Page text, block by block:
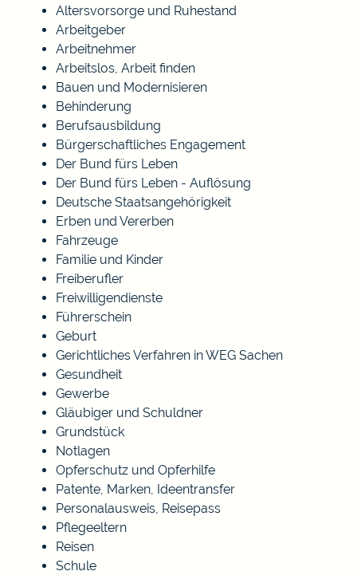
Altersvorsorge und Ruhestand
Arbeitgeber
Arbeitnehmer
Arbeitslos, Arbeit finden
Bauen und Modernisieren
Behinderung
Berufsausbildung
Bürgerschaftliches Engagement
Der Bund fürs Leben
Der Bund fürs Leben - Auflösung
Deutsche Staatsangehörigkeit
Erben und Vererben
Fahrzeuge
Familie und Kinder
Freiberufler
Freiwilligendienste
Führerschein
Geburt
Gerichtliches Verfahren in WEG Sachen
Gesundheit
Gewerbe
Gläubiger und Schuldner
Grundstück
Notlagen
Opferschutz und Opferhilfe
Patente, Marken, Ideentransfer
Personalausweis, Reisepass
Pflegeeltern
Reisen
Schule